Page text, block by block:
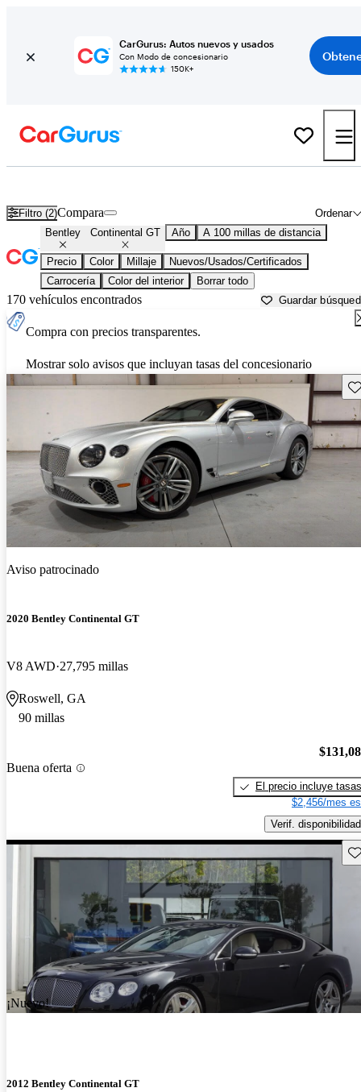
CarGurus: Autos nuevos y usados
Con Modo de concesionario
150K+
Filtro (2) Ordenar
Compara
Bentley Continental GT Año A 100 millas de distancia
Precio Color Millaje
Nuevos/Usados/Certificados
Carrocería
Color del interior Borrar todo
170 vehículos encontrados Guardar
Compra con precios transparentes.
Mostrar solo avisos que incluyan tasas del concesionario
Aviso patrocinado
2020 Bentley Continental GT
V8 AWD 27,795 millas
Roswell, GA
90 millas
Buena oferta
El precio incluye tasas
$2,456/mes
Verif. disponibilidad
¡Nuevo!
2012 Bentley Continental GT